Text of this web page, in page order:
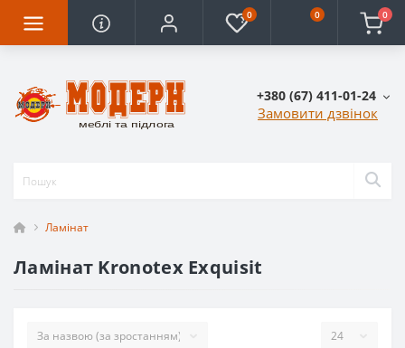
0 0 0
+380 (67) 411-01-24
Замовити дзвінок
Ламінат
Ламінат Kronotex Exquisit